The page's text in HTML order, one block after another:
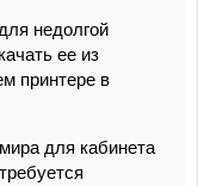
недолгой
ее из
принтере в
для кабинета